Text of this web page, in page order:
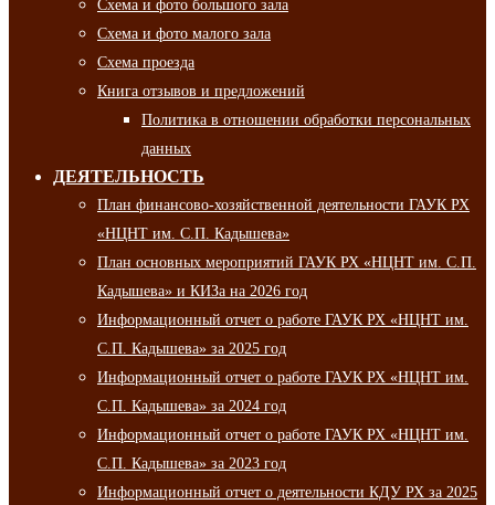
Схема и фото большого зала
Схема и фото малого зала
Схема проезда
Книга отзывов и предложений
Политика в отношении обработки персональных
данных
ДЕЯТЕЛЬНОСТЬ
План финансово-хозяйственной деятельности ГАУК РХ
«НЦНТ им. С.П. Кадышева»
План основных мероприятий ГАУК РХ «НЦНТ им. С.П.
Кадышева» и КИЗа на 2026 год
Информационный отчет о работе ГАУК РХ «НЦНТ им.
С.П. Кадышева» за 2025 год
Информационный отчет о работе ГАУК РХ «НЦНТ им.
С.П. Кадышева» за 2024 год
Информационный отчет о работе ГАУК РХ «НЦНТ им.
С.П. Кадышева» за 2023 год
Информационный отчет о деятельности КДУ РХ за 2025